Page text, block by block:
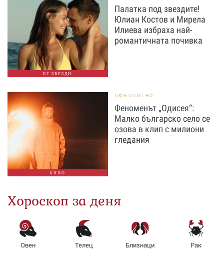
БГ ЗВЕЗДИ
Палатка под звездите!
Юлиан Костов и Мирела
Илиева избраха най-
романтичната почивка
КИНО
ЛЮБОПИТНО
Феноменът „Одисея“:
Малко българско село се
озова в клип с милиони
гледания
Хороскоп за деня
Овен Телец Близнаци Рак